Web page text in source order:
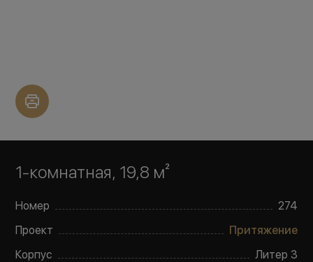
1-комнатная, 19,8 м²
Номер
274
Проект
Притяжение
Корпус
Литер 3